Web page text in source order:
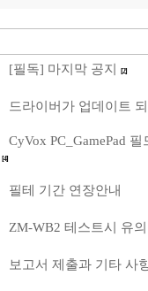
[필독] 마지막 공지 [2]
드라이버가 업데이트
CyVox PC_GamePad
[4]
필테 기간 연장안내
ZM-WB2 테스트시 유의
보고서 제출과 기타 사